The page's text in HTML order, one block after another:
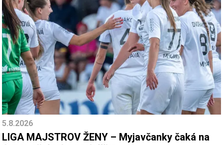
5.8.2026
LIGA MAJSTROV ŽENY – Myjavčanky čaká na